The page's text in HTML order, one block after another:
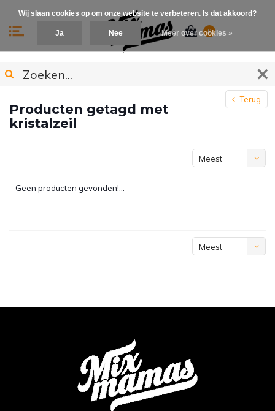
0
Terug
Producten getagd met
kristalzeil
Meest
Geen producten gevonden!...
Meest
Wij slaan cookies op om onze website te verbeteren. Is dat akkoord?
Ja Nee Meer over cookies »